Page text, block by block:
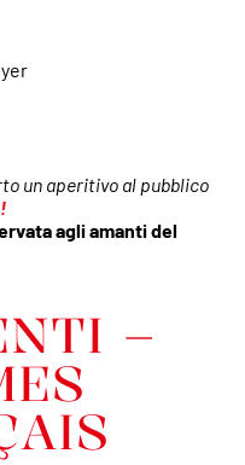
un aperitivo al pubblico
agli amanti del
–